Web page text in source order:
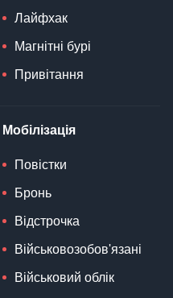
Лайфхак
Магнітні бурі
Привітання
Мобілізація
Повістки
Бронь
Відстрочка
Військовозобов'язані
Військовий облік